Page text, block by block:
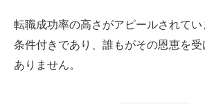
転職成功率の高さがアピールされて
条件付きであり、誰もがその恩恵を
ありません。